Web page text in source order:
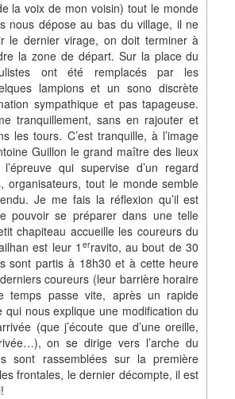
la voix de mon voisin) tout le monde
nous dépose au bas du village, il ne
le dernier virage, on doit terminer à
la zone de départ. Sur la place du
ont été remplacés par les
lampions et un sono discrète
sympathique et pas tapageuse.
tranquillement, sans en rajouter et
les tours. C’est tranquille, à l’image
Guillon le grand maître des lieux
qui supervise d’un regard
organisateurs, tout le monde semble
Je me fais la réflexion qu’il est
pouvoir se préparer dans une telle
chapiteau accueille les coureurs du
est leur 1 erravito, au bout de 30
sont partis à 18h30 et à cette heure
coureurs (leur barrière horaire
temps passe vite, après un rapide
qui nous explique une modification du
(que j’écoute que d’une oreille,
on se dirige vers l’arche du
sont rassemblées sur la première
frontales, le dernier décompte, il est